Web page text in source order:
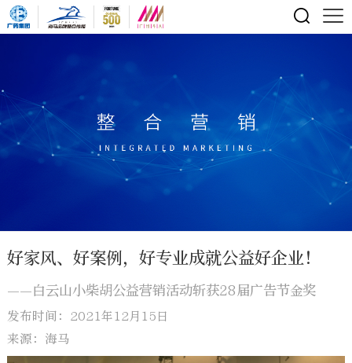
好家风、好案例，好专业成就公益好企业！
——白云山小柴胡公益营销活动斩获28届广告节金奖
发布时间：2021年12月15日
来源：海马